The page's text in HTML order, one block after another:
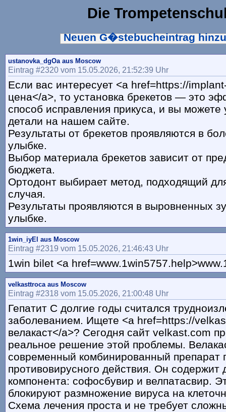
Die
Neuen G�stebucheintrag
ustanovka_dgOa aus Moscow
Eintrag #2320 vom 15.05.2026, 21:52:39 Uhr
Если вас интересует <a href=https://
цена</a>, то установка брекетов — это
способ исправления прикуса, и вы можете
детали на нашем сайте.
Результаты от брекетов проявляются в
улыбке.
Выбор материала брекетов зависит от
бюджета.
Ортодонт выбирает метод, подходящий
случая.
Результаты проявляются в выровненных
улыбке.
1win_iyEl aus Moscow
Eintrag #2319 vom 15.05.2026, 21:46:43 Uhr
1win bilet <a
velkasttroca aus Moscow
Eintrag #2318 vom 15.05.2026, 21:00:48 Uhr
Гепатит С долгие годы считался
заболеванием. Ищете <a href=https://
велакаст</a>? Сегодня сайт velkast.com
реальное решение этой проблемы.
современный комбинированный препарат
противовирусного действия. Он содержит
компонента: софосбувир и велпатасвир.
блокируют размножение вируса на
Схема лечения проста и не требует